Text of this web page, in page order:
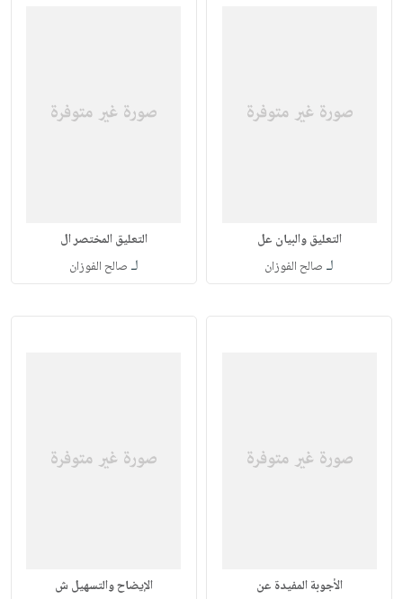
التعليق والبيان عل
لـ صالح الفوزان
التعليق المختصر ال
لـ صالح الفوزان
الأجوبة المفيدة عن الإيضاح والتسهيل ش